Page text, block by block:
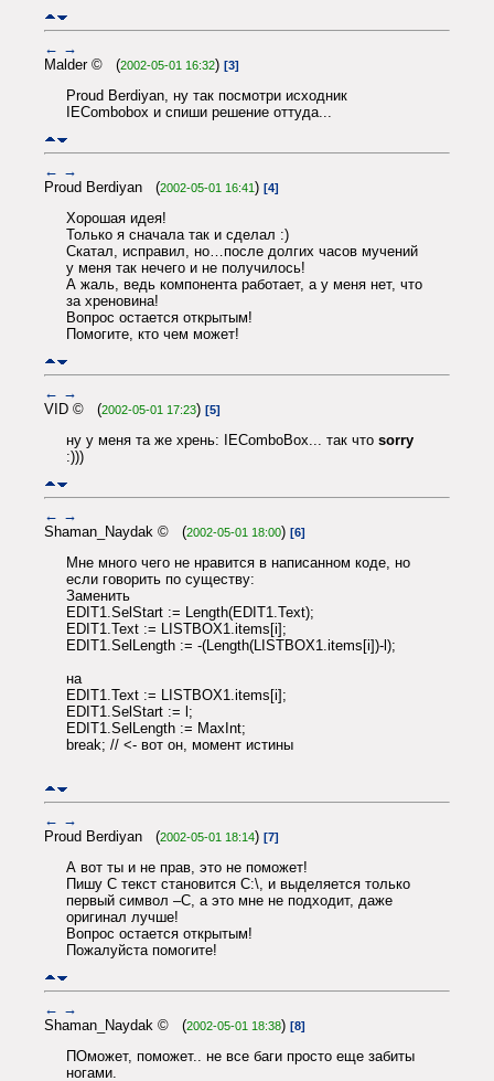
← →
Malder © (2002-05-01 16:32) [3]
Proud Berdiyan, ну так посмотри исходник
IECombobox и спиши решение оттуда...
← →
Proud Berdiyan (2002-05-01 16:41) [4]
Хорошая идея!
Только я сначала так и сделал :)
Скатал, исправил, но…после долгих часов мучений
у меня так нечего и не получилось!
А жаль, ведь компонента работает, а у меня нет, что
за хреновина!
Вопрос остается открытым!
Помогите, кто чем может!
← →
VID © (2002-05-01 17:23) [5]
ну у меня та же хрень: IEComboBox... так что sorry
:)))
← →
Shaman_Naydak © (2002-05-01 18:00) [6]
Мне много чего не нравится в написанном коде, но
если говорить по существу:
Заменить
EDIT1.SelStart := Length(EDIT1.Text);
EDIT1.Text := LISTBOX1.items[i];
EDIT1.SelLength := -(Length(LISTBOX1.items[i])-l);
на
EDIT1.Text := LISTBOX1.items[i];
EDIT1.SelStart := l;
EDIT1.SelLength := MaxInt;
break; // <- вот он, момент истины
← →
Proud Berdiyan (2002-05-01 18:14) [7]
А вот ты и не прав, это не поможет!
Пишу C текст становится C:\, и выделяется только
первый символ –C, а это мне не подходит, даже
оригинал лучше!
Вопрос остается открытым!
Пожалуйста помогите!
← →
Shaman_Naydak © (2002-05-01 18:38) [8]
ПОможет, поможет.. не все баги просто еще забиты
ногами.